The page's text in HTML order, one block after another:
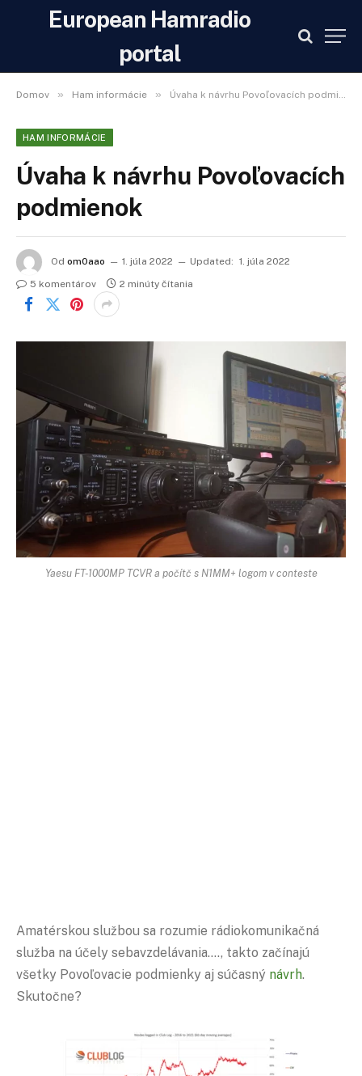
European Hamradio
portal
Domov » Ham informácie » Úvaha k návrhu Povoľovacích podmienok
HAM INFORMÁCIE
Úvaha k návrhu Povoľovacích
podmienok
Od om0aao 1. júla 2022 Updated: 1. júla 2022
5 komentárov
2 minúty čítania
Yaesu FT-1000MP TCVR a počítč s N1MM+ logom v conteste
Amatérskou službou sa rozumie rádiokomunikačná
služba na účely sebavzdelávania…., takto začínajú
všetky Povoľovacie podmienky aj súčasný návrh.
Skutočne?